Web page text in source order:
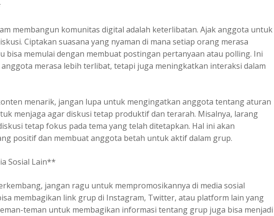
membangun komunitas digital adalah keterlibatan. Ajak anggota untuk
Ciptakan suasana yang nyaman di mana setiap orang merasa
bisa memulai dengan membuat postingan pertanyaan atau polling. Ini
merasa lebih terlibat, tetapi juga meningkatkan interaksi dalam
menarik, jangan lupa untuk mengingatkan anggota tentang aturan
menjaga agar diskusi tetap produktif dan terarah. Misalnya, larang
tetap fokus pada tema yang telah ditetapkan. Hal ini akan
positif dan membuat anggota betah untuk aktif dalam grup.
Sosial Lain**
jangan ragu untuk mempromosikannya di media sosial
membagikan link grup di Instagram, Twitter, atau platform lain yang
teman untuk membagikan informasi tentang grup juga bisa menjadi